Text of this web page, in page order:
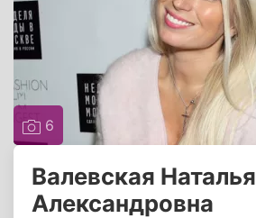
6
Валевская Наталья
Александровна